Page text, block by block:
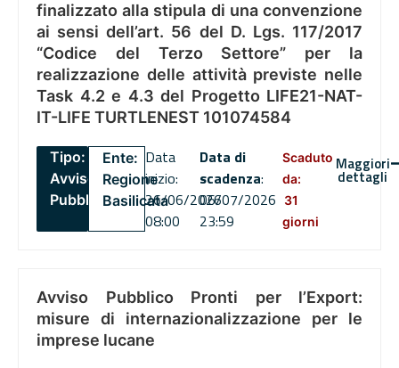
finalizzato alla stipula di una convenzione
ai sensi dell’art. 56 del D. Lgs. 117/2017
“Codice del Terzo Settore” per la
realizzazione delle attività previste nelle
Task 4.2 e 4.3 del Progetto LIFE21-NAT-
IT-LIFE TURTLENEST 101074584
Tipo:
Avviso
Pubblico
Ente:
Regione
Basilicata
Data
inizio:
26/06/2026
08:00
Data di
scadenza:
06/07/2026
23:59
Scaduto
da:
31
giorni
Maggiori
dettagli
Avviso Pubblico Pronti per l’Export:
misure di internazionalizzazione per le
imprese lucane